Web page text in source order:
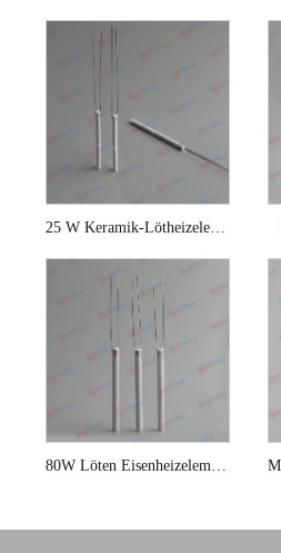
25 W Keramik-Lötheizelement